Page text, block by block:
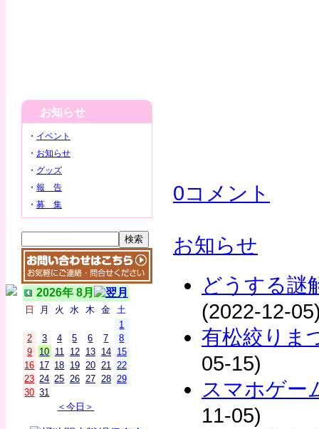
お知らせ
・ イベント
・ お知らせ
・ グッズ
・ 報 告
・ 募 集
2026年 8月
日 月 火 水 木 金
土
1
2
3 4 5 6 7
8
9
10 11 12 13 14 15
16 17 18 19 20 21 22
23 24 25 26 27 28 29
30 31
＜今日＞
0コメント
お知らせ
どうする
(2022-12-
有松絞りま
05-15)
スマホゲー
11-05)